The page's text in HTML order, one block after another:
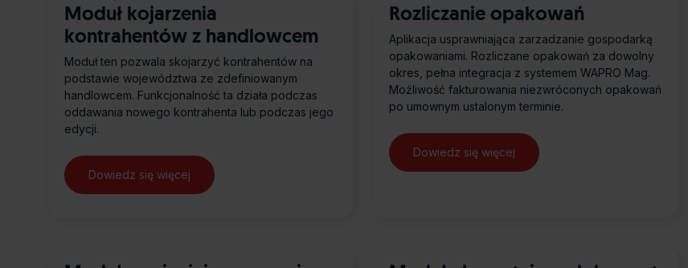
Moduł kojarzenia
kontrahentów z handlowcem
Moduł ten pozwala skojarzyć kontrahentów na
podstawie województwa ze zdefiniowanym
handlowcem. Funkcjonalność ta działa podczas
oddawania nowego kontrahenta lub podczas jego
edycji.
Rozliczanie opakowań
Aplikacja usprawniająca zarzadzanie gospodarką
opakowaniami. Rozliczane opakowań za dowolny
okres, pełna integracja z systemem WAPRO Mag.
Możliwość fakturowania niezwróconych opakowań
po umownym ustalonym terminie.